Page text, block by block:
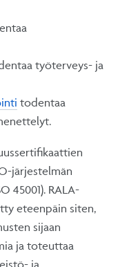
työterveys- ja
todentaa
järjestelmän
45001). RALA-
eteenpäin siten,
sijaan
ja toteuttaa
ja